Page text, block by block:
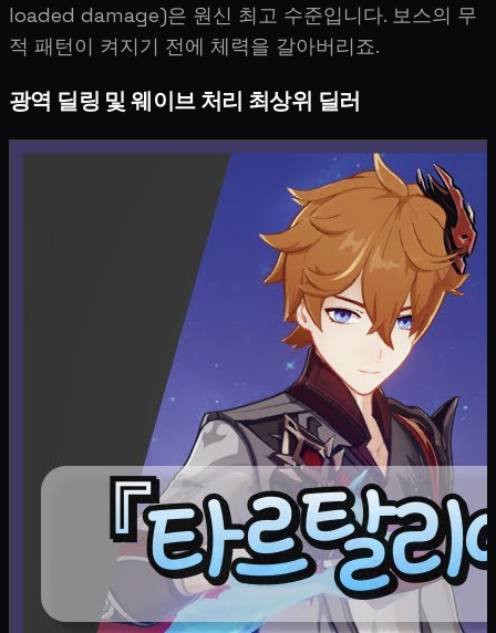
loaded damage)은 원신 최고 수준입니다. 보스의 무
적 패턴이 켜지기 전에 체력을 갈아버리죠.
광역 딜링 및 웨이브 처리 최상위 딜러